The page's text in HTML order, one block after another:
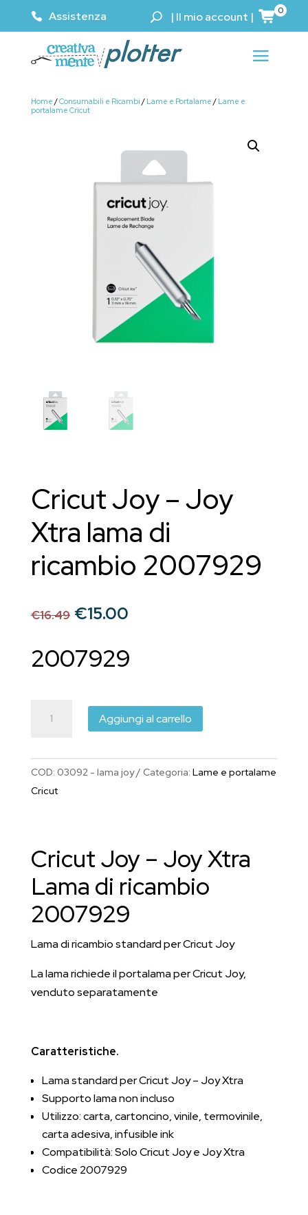
Assistenza | Il mio account | 0
Home /Consumabili e Ricambi / Lame e Portalame / Lame e
portalame Cricut
Cricut Joy – Joy
Xtra lama di
ricambio 2007929
€16.49 Il
originale
era:
€15.00Il
attuale
è:
2007929
2007929
quantità
Aggiungi al carrello
COD: 03092 - lama joy Categoria: Lame e portalame
Cricut
Cricut Joy – Joy Xtra
Lama di ricambio
2007929
Lama di ricambio standard per Cricut Joy
La lama richiede il portalama per Cricut Joy,
venduto separatamente
Caratteristiche.
Lama standard per Cricut Joy – Joy Xtra
Supporto lama non incluso
Utilizzo: carta, cartoncino, vinile, termovinile,
carta adesiva, infusible ink
Compatibilità: Solo Cricut Joy e Joy Xtra
Codice 2007929